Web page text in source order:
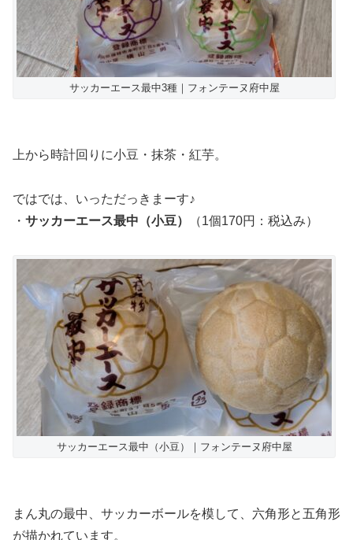
サッカーエース最中3種｜フォンテーヌ府中屋
上から時計回りに小豆・抹茶・紅芋。
ではでは、いっただっきまーす♪
・ サッカーエース最中（小豆） （1個170円：税込み）
サッカーエース最中（小豆）｜フォンテーヌ府中屋
まん丸の最中、サッカーボールを模して、六角形と五角形
が描かれています。